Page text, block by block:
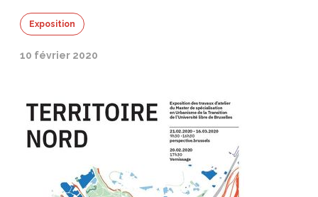
Exposition
10 février 2020